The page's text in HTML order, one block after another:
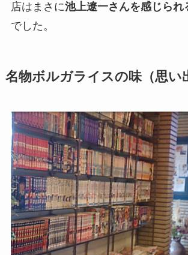
店はまさに池上遼一さんを感じられ
でした。
名物ボルガライスの味（思い